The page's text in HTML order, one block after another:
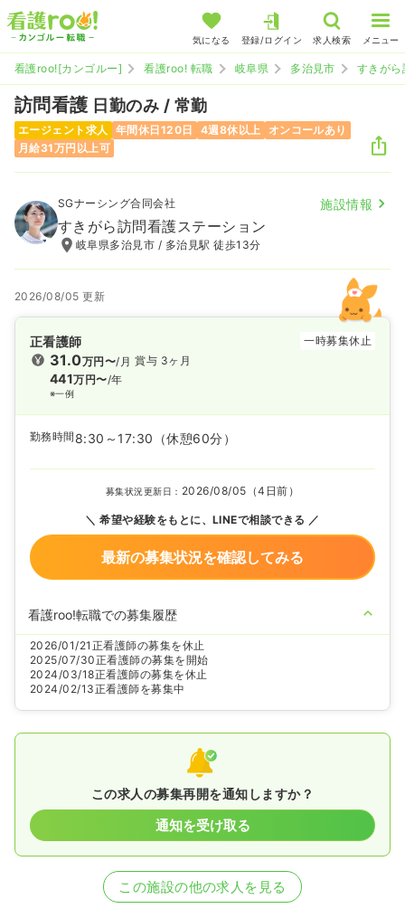
気になる 登録/ログイン 求人検索 メニュー
看護roo![カンゴルー] 看護roo! 転職 岐阜県 多治見市 すきが
訪問看護 日勤のみ / 常勤
エージェント求人 年間休日120日 4週8休以上
オンコールあり
月給31万円以上可
SGナーシング合同会社 施設情報
すきがら訪問看護ステーション
岐阜県多治見市 / 多治見駅 徒歩13分
2026/08/05 更新
正看護師 一時募集休止
31.0万円〜/月
441万円〜/年
※一例
賞与 3ヶ月
勤務時間 8:30～17:30 （休憩60分）
募集状況更新日： 2026/08/05（4日前）
希望や経験をもとに、LINEで相談できる
最新の募集状況を確認してみる
看護roo!転職での募集履歴
2026/01/21 正看護師の募集を休止
2025/07/30正看護師の募集を開始
2024/03/18正看護師の募集を休止
2024/02/13正看護師を募集中
この求人の募集再開を通知しますか？
通知を受け取る
この施設の他の求人を見る